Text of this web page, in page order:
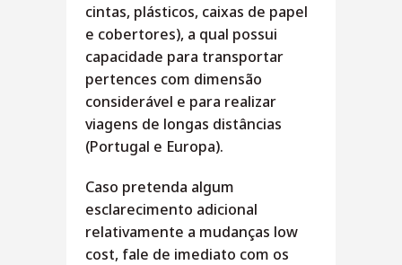
cintas, plásticos, caixas de papel
e cobertores), a qual possui
capacidade para transportar
pertences com dimensão
considerável e para realizar
viagens de longas distâncias
(Portugal e Europa).
Caso pretenda algum
esclarecimento adicional
relativamente a mudanças low
cost, fale de imediato com os